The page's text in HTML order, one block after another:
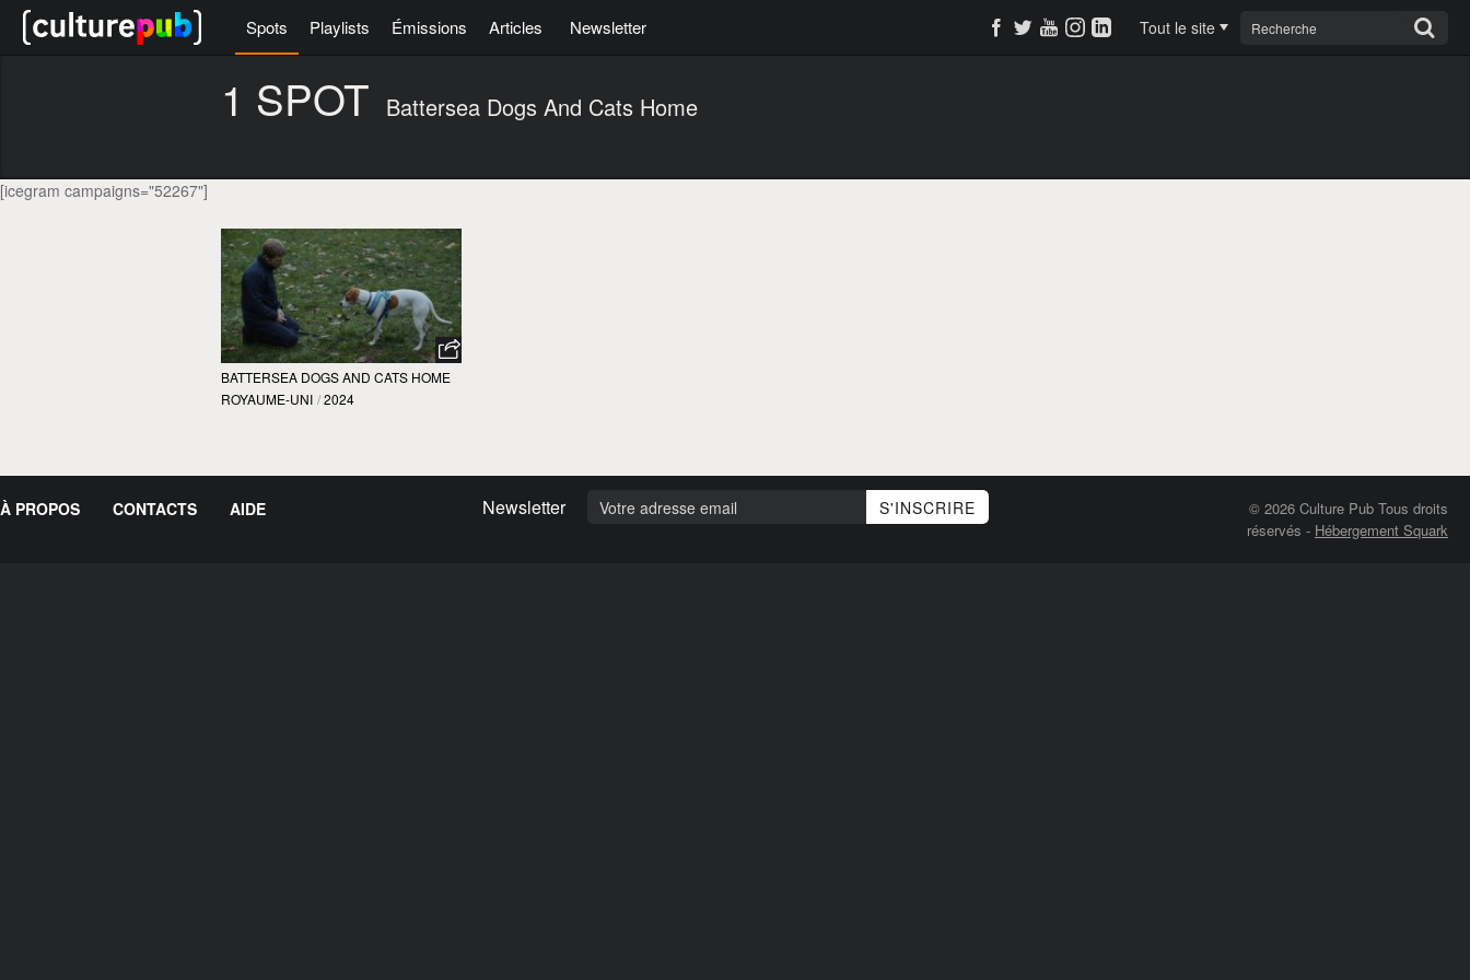
Spots Playlists Émissions Articles Newsletter Tout le site
1 SPOT Battersea Dogs And Cats Home
[icegram campaigns="52267"]
BATTERSEA DOGS AND CATS HOME
ROYAUME-UNI / 2024
À PROPOS CONTACTS AIDE Newsletter
© 2026 Culture Pub Tous droits
réservés - Hébergement Squark